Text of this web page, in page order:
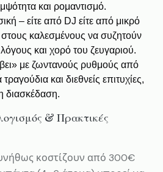
και ρομαντισμό.
– είτε από DJ είτε από μικρό
καλεσμένους να συζητούν
και χορό του ζευγαριού.
με ζωντανούς ρυθμούς από
και διεθνείς επιτυχίες,
διασκέδαση.
& Πρακτικές
κοστίζουν από 300€